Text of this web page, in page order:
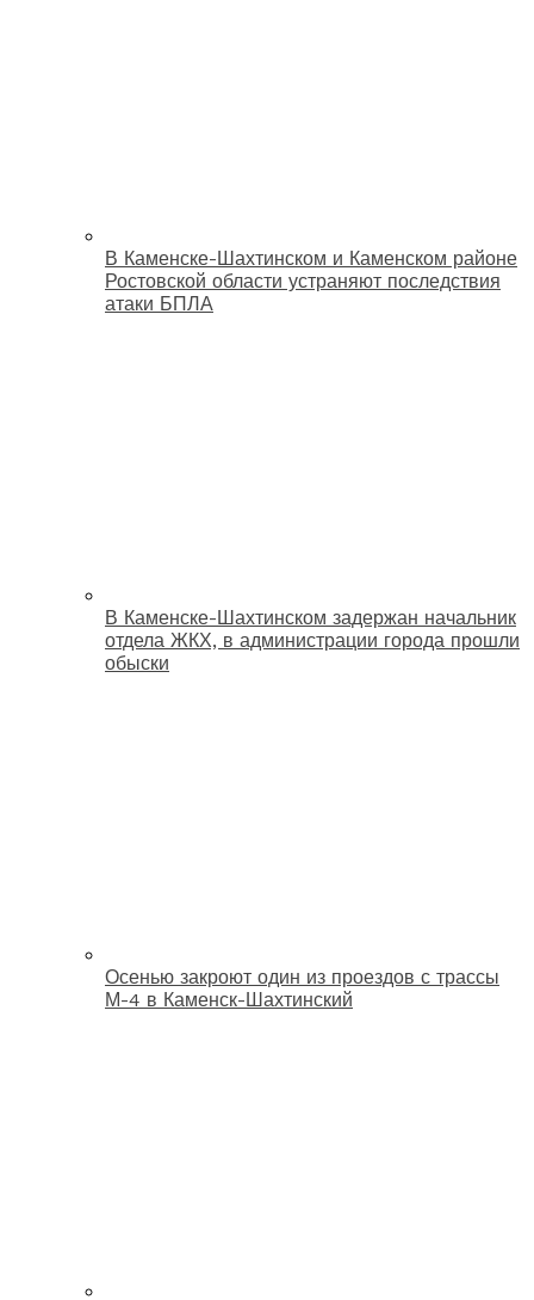
В Каменске-Шахтинском и Каменском районе
Ростовской области устраняют последствия
атаки БПЛА
В Каменске-Шахтинском задержан начальник
отдела ЖКХ, в администрации города прошли
обыски
Осенью закроют один из проездов с трассы
М-4 в Каменск-Шахтинский